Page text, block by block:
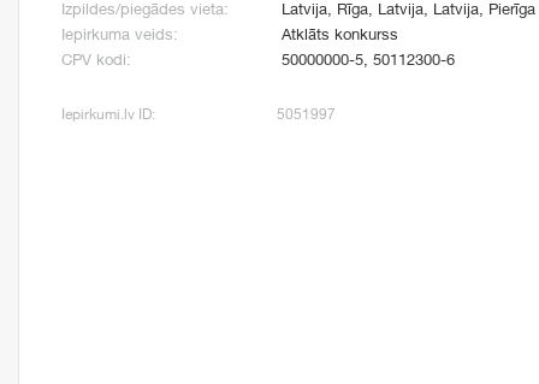
Izpildes/piegādes vieta:
Latvija, Rīga, Latvija, Latvija, Pierīga
Iepirkuma veids:
Atklāts konkurss
CPV kodi:
50000000-5, 50112300-6
Iepirkumi.lv ID: 5051997